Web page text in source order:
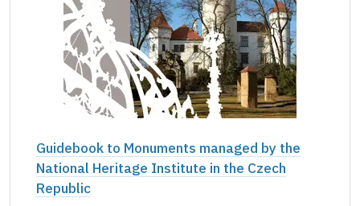
Guidebook to Monuments managed by the
National Heritage Institute in the Czech
Republic